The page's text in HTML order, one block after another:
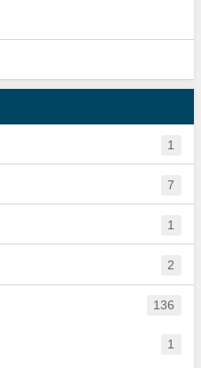
1
7
1
2
136
1